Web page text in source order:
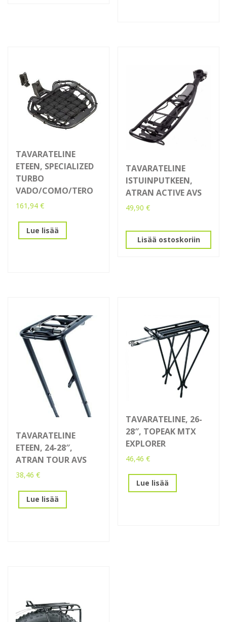
TAVARATELINE
ETEEN, SPECIALIZED
TURBO
VADO/COMO/TERO
161,94 €
Lue lisää
TAVARATELINE
ISTUINPUTKEEN,
ATRAN ACTIVE AVS
49,90€
Lisää ostoskoriin
TAVARATELINE
ETEEN, 24-28″,
ATRAN TOUR AVS
38,46 €
Lue lisää
TAVARATELINE, 26-
28″, TOPEAK MTX
EXPLORER
46,46€
Lue lisää